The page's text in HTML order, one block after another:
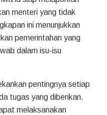
menteri yang tidak
ini menunjukkan
pemerintahan yang
dalam isu-isu
pentingnya setiap
tugas yang diberikan.
melaksanakan